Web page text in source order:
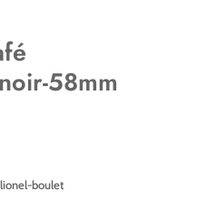
58mm
boulet